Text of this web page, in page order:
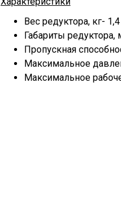
Вес редуктора, кг- 1,4
Габариты
Пропускная
Максимальное
Максимальное